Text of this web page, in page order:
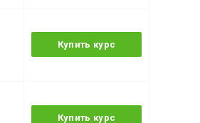
Купить курс
Купить курс